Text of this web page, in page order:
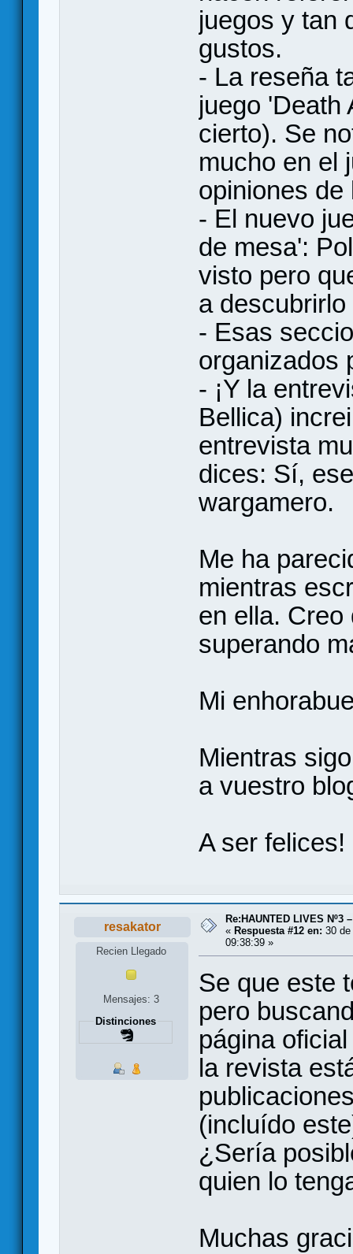
juegos y tan
gustos.
- La reseña
juego 'Death
cierto). Se
mucho en el
opiniones de
- El nuevo
de mesa':
visto pero
a
- Esas
organizados
- ¡Y la
Bellica)
entrevista
dices: Sí,
wargamero.
Me ha
mientras
en ella.
superando
Mi
Mientras
a vuestro
A ser felices!
resakator
Recien Llegado
Mensajes: 3
Distinciones
Re:HAUNTED LIVES Nº3
« Respuesta #12 en: 30
09:38:39 »
Se que este
pero
página
la revista
(incluído
¿Sería
quien lo
Muchas